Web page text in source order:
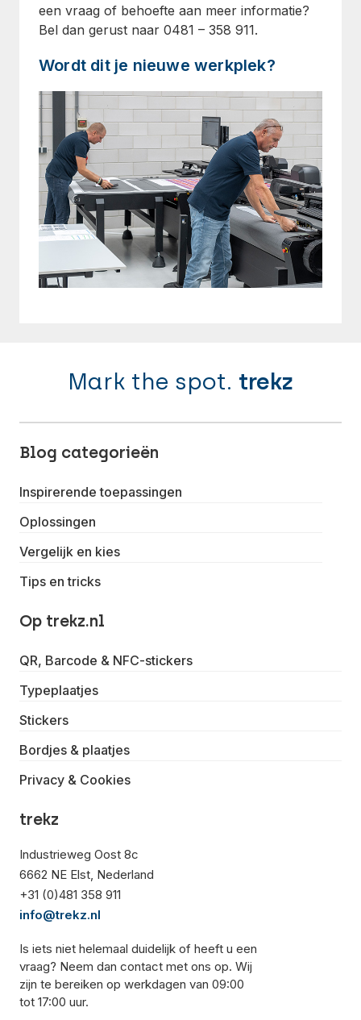
een vraag of behoefte aan meer informatie?
Bel dan gerust naar 0481 – 358 911.
Wordt dit je nieuwe werkplek?
Mark the spot. trekz
Blog categorieën
Inspirerende toepassingen
Oplossingen
Vergelijk en kies
Tips en tricks
Op trekz.nl
QR, Barcode & NFC-stickers
Typeplaatjes
Stickers
Bordjes & plaatjes
Privacy & Cookies
trekz
Industrieweg Oost 8c
6662 NE Elst, Nederland
+31 (0)481 358 911
info@trekz.nl
Is iets niet helemaal duidelijk of heeft u een
vraag? Neem dan contact met ons op. Wij
zijn te bereiken op werkdagen van 09:00
tot 17:00 uur.